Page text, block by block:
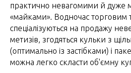
практично невагомими й дуже
«майками». Водночас торговим
спеціалізуються на продажу
метизів, згодяться кульки з
(оптимально із застібками) і
можна легко скласти об'ємну